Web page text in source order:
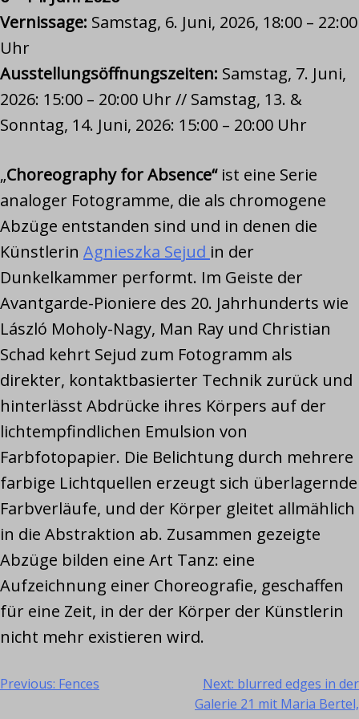
Vernissage: Samstag, 6. Juni, 2026, 18:00 – 22:00
Uhr
Ausstellungsöffnungszeiten: Samstag, 7. Juni,
2026: 15:00 – 20:00 Uhr // Samstag, 13. &
Sonntag, 14. Juni, 2026: 15:00 – 20:00 Uhr
„Choreography for Absence“ist eine Serie
analoger Fotogramme, die als chromogene
Abzüge entstanden sind und in denen die
Künstlerin Agnieszka Sejud (öffnet in einem
in der
Dunkelkammer performt. Im Geiste der
Avantgarde-Pioniere des 20. Jahrhunderts wie
László Moholy-Nagy, Man Ray und Christian
Schad kehrt Sejud zum Fotogramm als
direkter, kontaktbasierter Technik zurück und
hinterlässt Abdrücke ihres Körpers auf der
lichtempfindlichen Emulsion von
Farbfotopapier. Die Belichtung durch mehrere
farbige Lichtquellen erzeugt sich überlagernde
Farbverläufe, und der Körper gleitet allmählich
in die Abstraktion ab. Zusammen gezeigte
Abzüge bilden eine Art Tanz: eine
Aufzeichnung einer Choreografie, geschaffen
für eine Zeit, in der der Körper der Künstlerin
nicht mehr existieren wird.
Beitragsnavigation
Previous: Fences Next: blurred edges in der
Galerie 21 mit Maria Bertel,